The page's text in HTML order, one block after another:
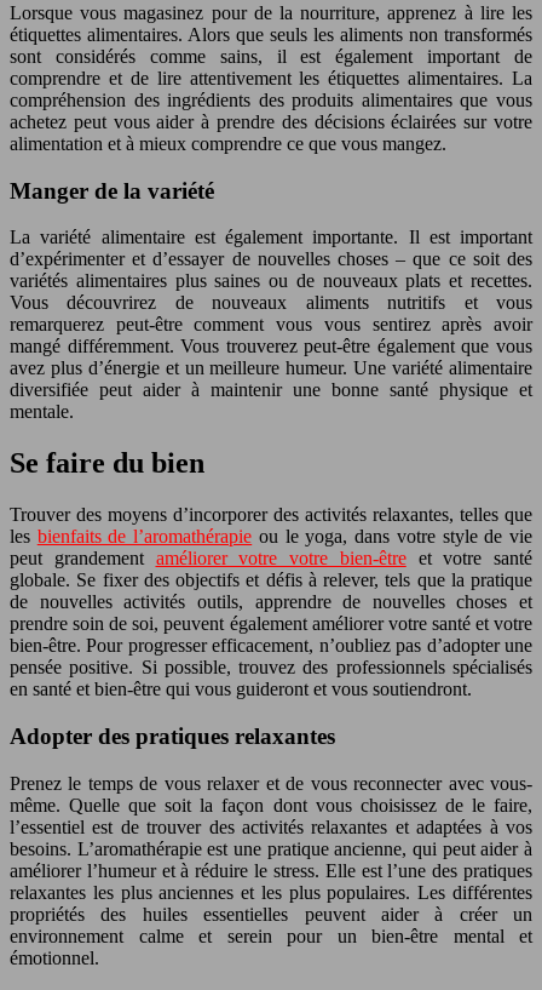
Lorsque vous magasinez pour de la nourriture, apprenez à lire les
étiquettes alimentaires. Alors que seuls les aliments non transformés
sont considérés comme sains, il est également important de
comprendre et de lire attentivement les étiquettes alimentaires. La
compréhension des ingrédients des produits alimentaires que vous
achetez peut vous aider à prendre des décisions éclairées sur votre
alimentation et à mieux comprendre ce que vous mangez.
Manger de la variété
La variété alimentaire est également importante. Il est important
d’expérimenter et d’essayer de nouvelles choses – que ce soit des
variétés alimentaires plus saines ou de nouveaux plats et recettes.
Vous découvrirez de nouveaux aliments nutritifs et vous
remarquerez peut-être comment vous vous sentirez après avoir
mangé différemment. Vous trouverez peut-être également que vous
avez plus d’énergie et un meilleure humeur. Une variété alimentaire
diversifiée peut aider à maintenir une bonne santé physique et
mentale.
Se faire du bien
Trouver des moyens d’incorporer des activités relaxantes, telles que
les bienfaits de l’aromathérapie ou le yoga, dans votre style de vie
peut grandement améliorer votre votre bien-êtreet votre santé
globale. Se fixer des objectifs et défis à relever, tels que la pratique
de nouvelles activités outils, apprendre de nouvelles choses et
prendre soin de soi, peuvent également améliorer votre santé et votre
bien-être. Pour progresser efficacement, n’oubliez pas d’adopter une
pensée positive. Si possible, trouvez des professionnels spécialisés
en santé et bien-être qui vous guideront et vous soutiendront.
Adopter des pratiques relaxantes
Prenez le temps de vous relaxer et de vous reconnecter avec vous-
même. Quelle que soit la façon dont vous choisissez de le faire,
l’essentiel est de trouver des activités relaxantes et adaptées à vos
besoins. L’aromathérapie est une pratique ancienne, qui peut aider à
améliorer l’humeur et à réduire le stress. Elle est l’une des pratiques
relaxantes les plus anciennes et les plus populaires. Les différentes
propriétés des huiles essentielles peuvent aider à créer un
environnement calme et serein pour un bien-être mental et
émotionnel.